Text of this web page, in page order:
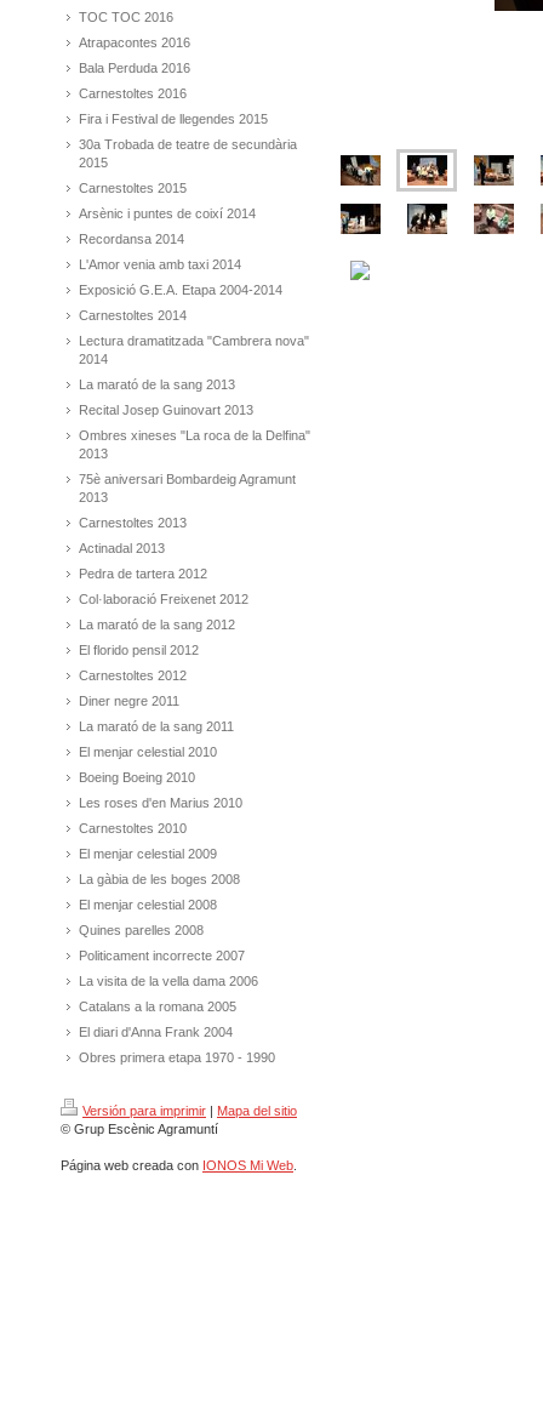
TOC TOC 2016
Atrapacontes 2016
Bala Perduda 2016
Carnestoltes 2016
Fira i Festival de llegendes 2015
30a Trobada de teatre de secundària
2015
Carnestoltes 2015
Arsènic i puntes de coixí 2014
Recordansa 2014
L'Amor venia amb taxi 2014
Exposició G.E.A. Etapa 2004-2014
Carnestoltes 2014
Lectura dramatitzada "Cambrera nova"
2014
La marató de la sang 2013
Recital Josep Guinovart 2013
Ombres xineses "La roca de la Delfina"
2013
75è aniversari Bombardeig Agramunt
2013
Carnestoltes 2013
Actinadal 2013
Pedra de tartera 2012
Col·laboració Freixenet 2012
La marató de la sang 2012
El florido pensil 2012
Carnestoltes 2012
Diner negre 2011
La marató de la sang 2011
El menjar celestial 2010
Boeing Boeing 2010
Les roses d'en Marius 2010
Carnestoltes 2010
El menjar celestial 2009
La gàbia de les boges 2008
El menjar celestial 2008
Quines parelles 2008
Politicament incorrecte 2007
La visita de la vella dama 2006
Catalans a la romana 2005
El diari d'Anna Frank 2004
Obres primera etapa 1970 - 1990
Versión para imprimir | Mapa del sitio
© Grup Escènic Agramuntí
Página web creada con IONOS Mi Web